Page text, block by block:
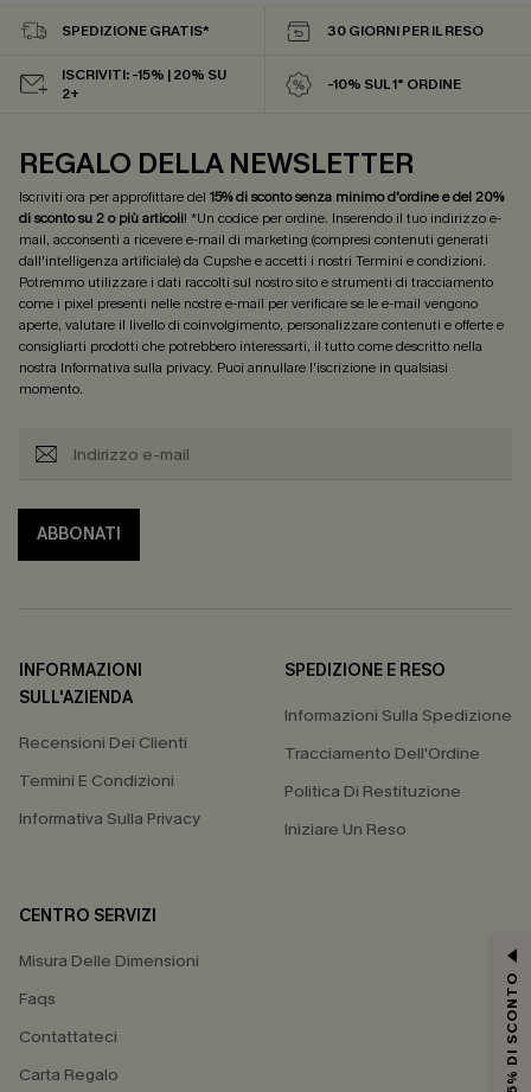
SPEDIZIONE GRATIS* 30 GIORNI PER IL RESO
ISCRIVITI: -15% | 20% SU
2+
-10% SUL 1° ORDINE
REGALO DELLA NEWSLETTER
Iscriviti ora per approfittare del 15% di sconto senza minimo d'ordine e del 20%
di sconto su 2 o più articoli! *Un codice per ordine. Inserendo il tuo indirizzo e-
mail, acconsenti a ricevere e-mail di marketing (compresi contenuti generati
dall'intelligenza artificiale) da Cupshe e accetti i nostri Termini e condizioni.
Potremmo utilizzare i dati raccolti sul nostro sito e strumenti di tracciamento
come i pixel presenti nelle nostre e-mail per verificare se le e-mail vengono
aperte, valutare il livello di coinvolgimento, personalizzare contenuti e offerte e
consigliarti prodotti che potrebbero interessarti, il tutto come descritto nella
nostra Informativa sulla privacy. Puoi annullare l'iscrizione in qualsiasi
momento.
ABBONATI
INFORMAZIONI
SULL'AZIENDA
Recensioni Dei Clienti
Termini E Condizioni
Informativa Sulla Privacy
SPEDIZIONE E RESO
Informazioni Sulla Spedizione
Tracciamento Dell'Ordine
Politica Di Restituzione
Iniziare Un Reso
CENTRO SERVIZI
Misura Delle Dimensioni
Faqs
Contattateci
Carta Regalo
15% DI SCONTO